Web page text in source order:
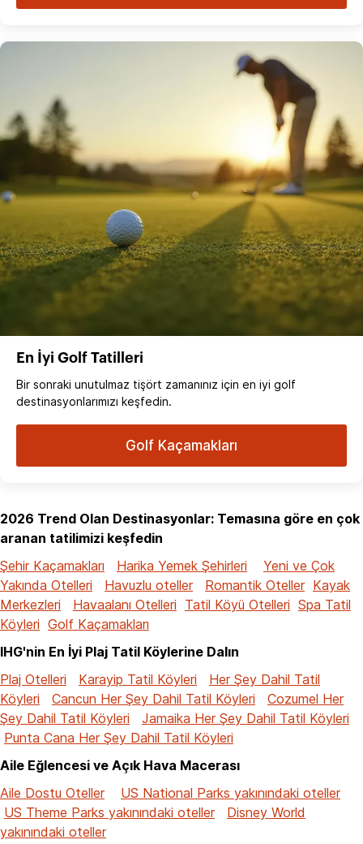
En İyi Golf Tatilleri
Bir sonraki unutulmaz tişört zamanınız için en iyi golf
destinasyonlarımızı keşfedin.
Golf Kaçamakları
2026 Trend Olan Destinasyonlar: Temasına göre en çok
aranan tatilimizi keşfedin
Şehir Kaçamakları
Harika Yemek Şehirleri
Yeni ve Çok
Yakında Otelleri
Havuzlu oteller Romantik Oteller Kayak
Merkezleri
Havaalanı Otelleri Tatil Köyü Otelleri Spa Tatil
Köyleri Golf Kaçamakları
IHG'nin En İyi Plaj Tatil Köylerine Dalın
Plaj Otelleri
Karayip Tatil Köyleri
Her Şey Dahil Tatil
Köyleri
Cancun Her Şey Dahil Tatil Köyleri
Cozumel Her
Şey Dahil Tatil Köyleri
Jamaika Her Şey Dahil Tatil Köyleri
Punta Cana Her Şey Dahil Tatil Köyleri
Aile Eğlencesi ve Açık Hava Macerası
Aile Dostu Oteller
US National Parks yakınındaki oteller
US Theme Parks yakınındaki oteller
Disney World
yakınındaki oteller